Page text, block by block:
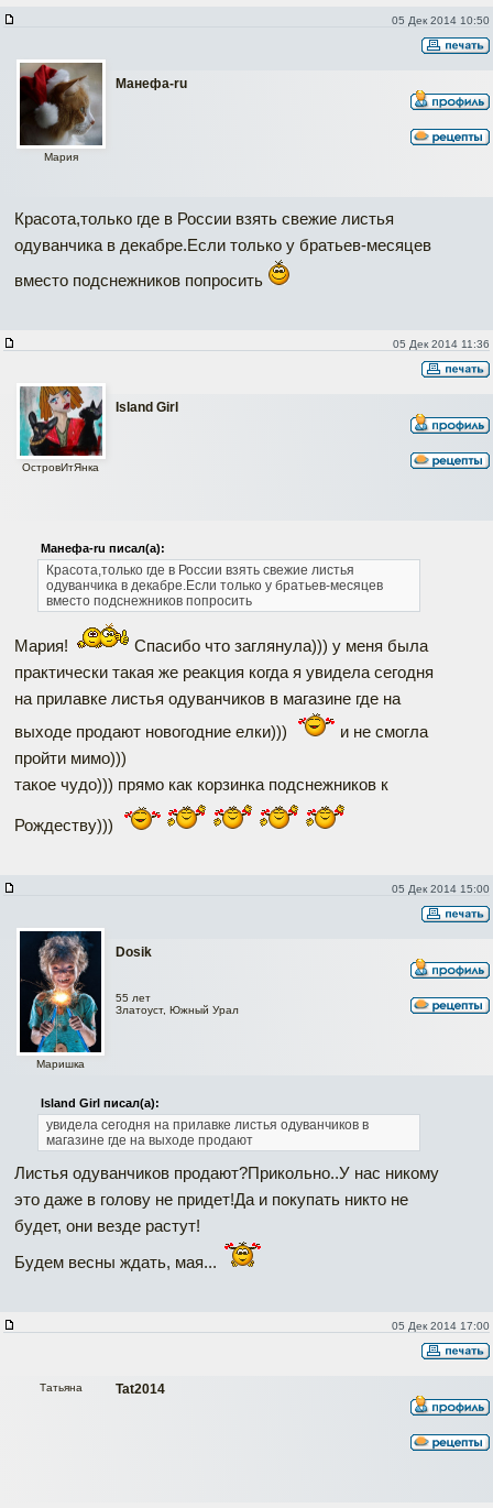
05 Дек 2014 10:50
Манефа-ru
Мария
Красота,только где в России взять свежие листья
одуванчика в декабре.Если только у братьев-месяцев
вместо подснежников попросить
05 Дек 2014 11:36
Island Girl
ОстровИтЯнка
Манефа-ru писал(а):
Красота,только где в России взять свежие листья
одуванчика в декабре.Если только у братьев-месяцев
вместо подснежников попросить
Мария!
Спасибо что заглянула))) у меня была
практически такая же реакция когда я увидела сегодня
на прилавке листья одуванчиков в магазине где на
выходе продают новогодние елки)))
и не смогла
пройти мимо)))
такое чудо))) прямо как корзинка подснежников к
Рождеству)))
05 Дек 2014 15:00
Dosik
Маришка
55 лет
Златоуст, Южный Урал
Island Girl писал(а):
увидела сегодня на прилавке листья одуванчиков в
магазине где на выходе продают
Листья одуванчиков продают?Прикольно..У нас никому
это даже в голову не придет!Да и покупать никто не
будет, они везде растут!
Будем весны ждать, мая...
05 Дек 2014 17:00
Tat2014
Татьяна